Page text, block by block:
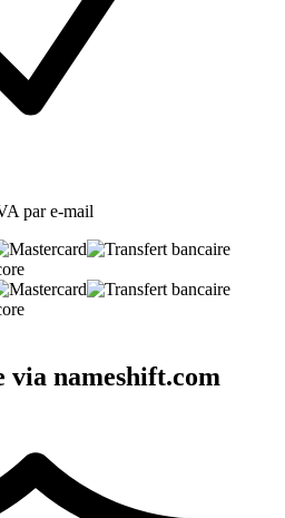
par e-mail
via nameshift.com